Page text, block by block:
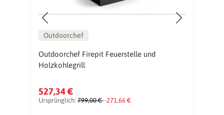
Outdoorchef
Outdoorchef Firepit Feuerstelle und
Holzkohlegrill
527,34 €
Ursprünglich: 799,00 €-271,66 €